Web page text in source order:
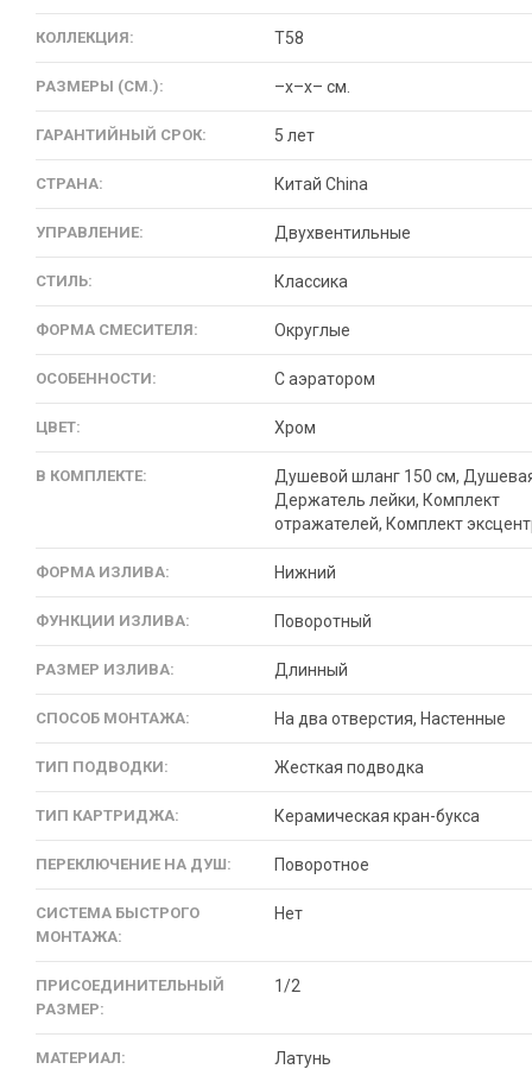
КОЛЛЕКЦИЯ: T58
РАЗМЕРЫ (СМ.): –x–x– см.
ГАРАНТИЙНЫЙ СРОК: 5 лет
СТРАНА: Китай China
УПРАВЛЕНИЕ: Двухвентильные
СТИЛЬ: Классика
ФОРМА СМЕСИТЕЛЯ: Округлые
ОСОБЕННОСТИ: С аэратором
ЦВЕТ: Хром
В КОМПЛЕКТЕ:
Душевой шланг 150 см,
Держатель лейки, Комплект
отражателей, Комплект
ФОРМА ИЗЛИВА: Нижний
ФУНКЦИИ ИЗЛИВА: Поворотный
РАЗМЕР ИЗЛИВА: Длинный
СПОСОБ МОНТАЖА: На два отверстия, Настенные
ТИП ПОДВОДКИ: Жесткая подводка
ТИП КАРТРИДЖА: Керамическая кран-букса
ПЕРЕКЛЮЧЕНИЕ НА ДУШ: Поворотное
СИСТЕМА БЫСТРОГО
МОНТАЖА:
Нет
ПРИСОЕДИНИТЕЛЬНЫЙ
РАЗМЕР:
1/2
МАТЕРИАЛ: Латунь